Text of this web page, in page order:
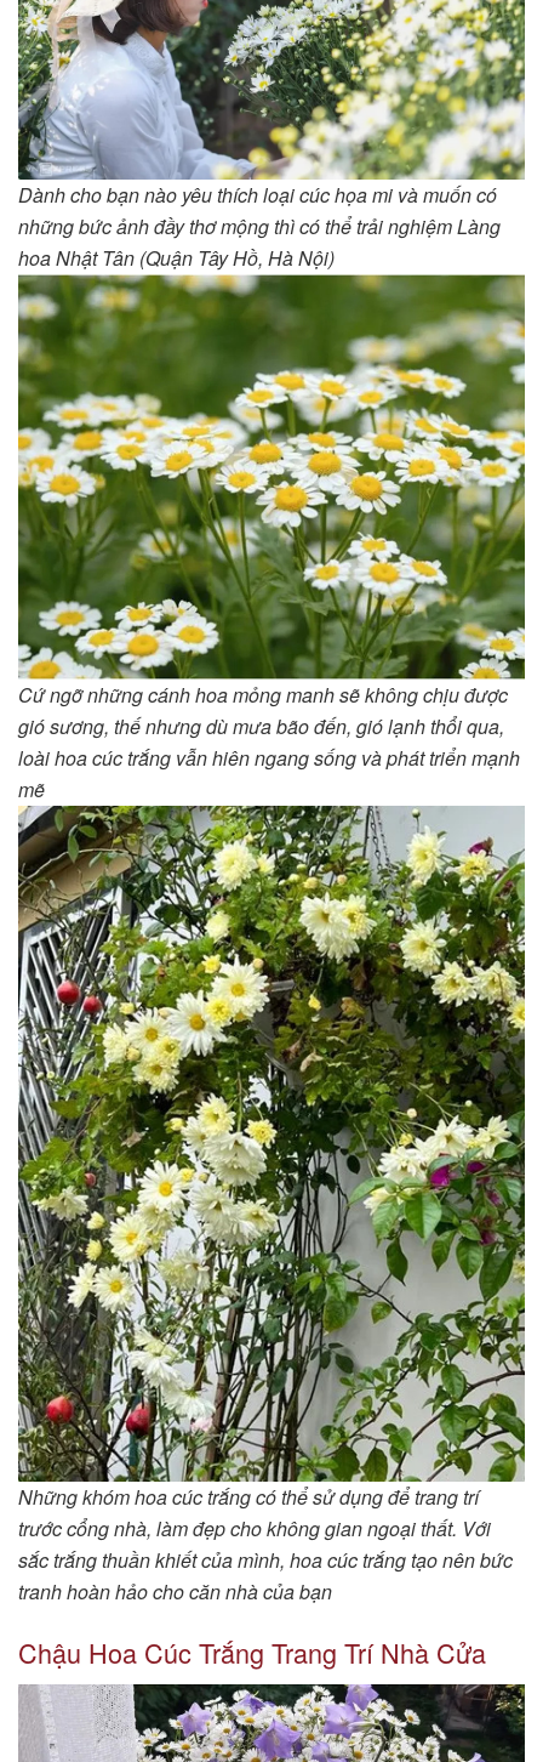
Dành cho bạn nào yêu thích loại cúc họa mi và muốn có
những bức ảnh đầy thơ mộng thì có thể trải nghiệm Làng
hoa Nhật Tân (Quận Tây Hồ, Hà Nội)
Cứ ngỡ những cánh hoa mỏng manh sẽ không chịu được
gió sương, thế nhưng dù mưa bão đến, gió lạnh thổi qua,
loài hoa cúc trắng vẫn hiên ngang sống và phát triển mạnh
mẽ
Những khóm hoa cúc trắng có thể sử dụng để trang trí
trước cổng nhà, làm đẹp cho không gian ngoại thất. Với
sắc trắng thuần khiết của mình, hoa cúc trắng tạo nên bức
tranh hoàn hảo cho căn nhà của bạn
Chậu Hoa Cúc Trắng Trang Trí Nhà Cửa